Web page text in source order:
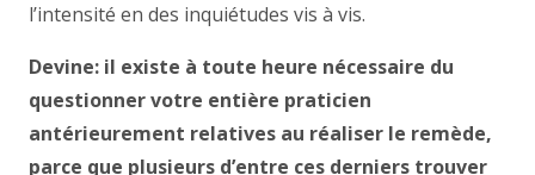
l’intensité en des inquiétudes vis à vis.
Devine: il existe à toute heure nécessaire du
questionner votre entière praticien
antérieurement relatives au réaliser le remède,
parce que plusieurs d’entre ces derniers trouver